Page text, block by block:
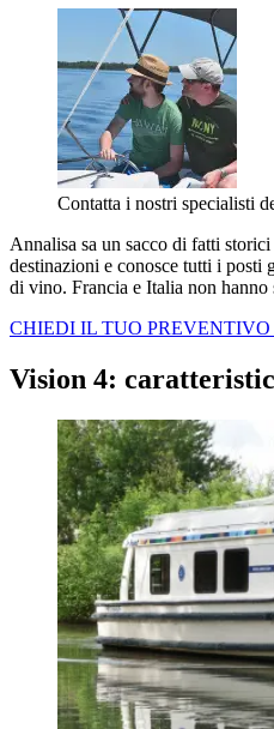
Contatta i nostri specialisti
Annalisa sa un sacco di fatti
destinazioni e conosce tutti i posti
di vino. Francia e Italia non hanno
CHIEDI IL TUO PREVENTIVO
Vision 4: